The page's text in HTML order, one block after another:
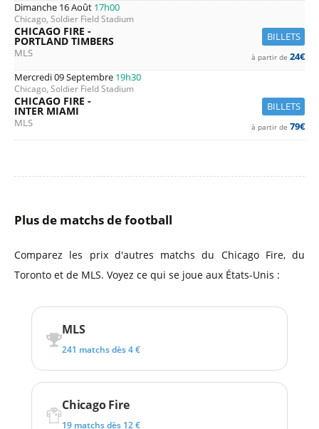
Dimanche 16 Août 17h00
Chicago, Soldier Field Stadium
BILLETS
CHICAGO FIRE -
PORTLAND TIMBERS
MLS à partir de 24€
Mercredi 09 Septembre 19h30
Chicago, Soldier Field Stadium
BILLETS
CHICAGO FIRE -
INTER MIAMI
MLS à partir de 79€
Plus de matchs de football
Comparez les prix d'autres matchs du Chicago Fire, du
Toronto et de MLS. Voyez ce qui se joue aux États-Unis :
MLS
241 matchs dès 4 €
Chicago Fire
19 matchs dès 12 €